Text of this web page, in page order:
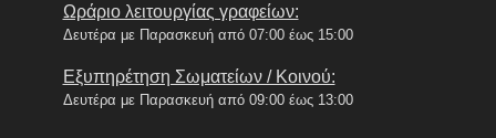
Ωράριο λειτουργίας γραφείων:
Δευτέρα με Παρασκευή από 07:00 έως 15:00
Εξυπηρέτηση Σωματείων / Κοινού:
Δευτέρα με Παρασκευή από 09:00 έως 13:00